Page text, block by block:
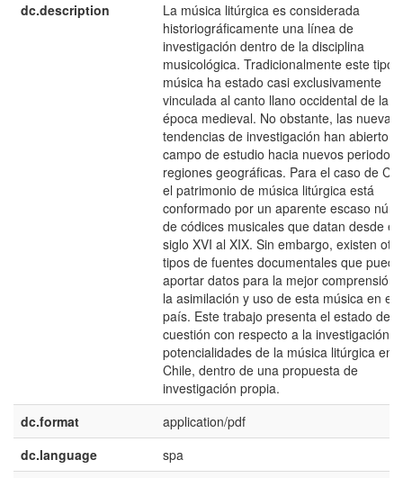
dc.description
La música litúrgica es considerada
historiográficamente una línea de
investigación dentro de la disciplina
musicológica. Tradicionalmente este tipo
música ha estado casi exclusivamente
vinculada al canto llano occidental de la
época medieval. No obstante, las nuevas
tendencias de investigación han abierto
campo de estudio hacia nuevos periodos
regiones geográficas. Para el caso de
el patrimonio de música litúrgica está
conformado por un aparente escaso
de códices musicales que datan desde el
siglo XVI al XIX. Sin embargo, existen
tipos de fuentes documentales que
aportar datos para la mejor comprensión
la asimilación y uso de esta música en el
país. Este trabajo presenta el estado de la
cuestión con respecto a la investigación y
potencialidades de la música litúrgica en
Chile, dentro de una propuesta de
investigación propia.
dc.format
application/pdf
dc.language
spa